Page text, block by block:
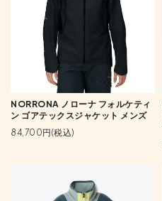
NORRONA ノローナ フォルケティ
ン ゴアテックスジャケット メンズ
84,700円(税込)